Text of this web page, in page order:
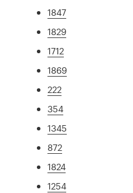
1847
1829
1712
1869
222
354
1345
872
1824
1254